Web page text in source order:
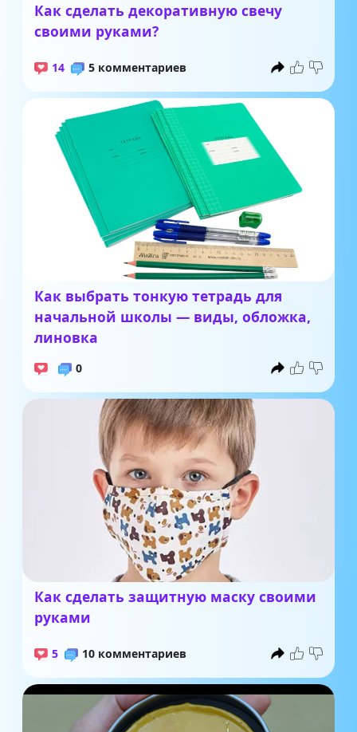
Как сделать декоративную свечу
своими руками?
14 5 комментариев
Как выбрать тонкую тетрадь для
начальной школы — виды, обложка,
линовка
0
Как сделать защитную маску своими
руками
5 10 комментариев